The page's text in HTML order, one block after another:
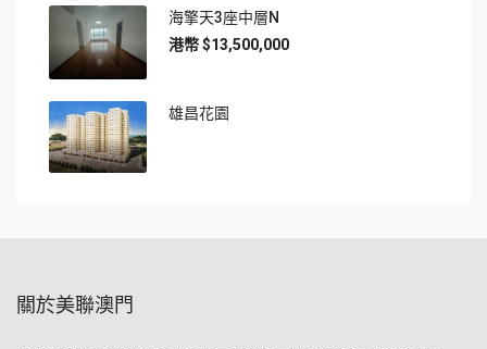
海擎天3座中層N
$13,500,000
雄昌花園
關於美聯澳門